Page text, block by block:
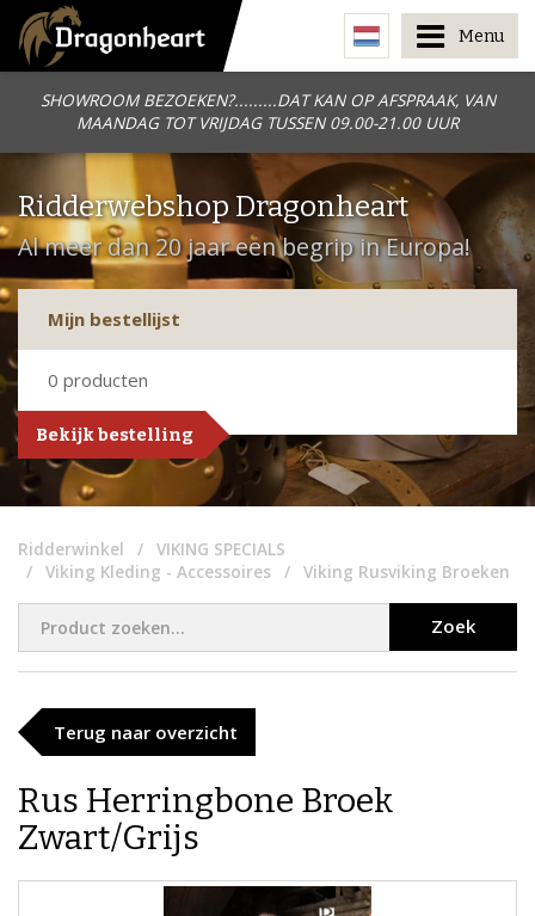
SHOWROOM BEZOEKEN?.........DAT KAN OP AFSPRAAK, VAN
MAANDAG TOT VRIJDAG TUSSEN 09.00-21.00 UUR
Menu
Ridderwebshop Dragonheart
Al meer dan 20 jaar een begrip in Europa!
Mijn bestellijst
0 producten
Bekijk bestelling
Ridderwinkel
VIKING SPECIALS
Viking Kleding - Accessoires
Viking Rusviking Broeken
Zoek
Terug naar overzicht
​Rus Herringbone Broek
Zwart/Grijs